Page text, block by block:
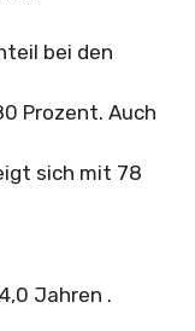
bei den
Prozent. Auch
sich mit 78
Jahren .